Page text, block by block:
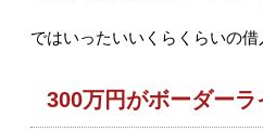
ではいったいいくらくらいの
300万円がボーダーラ